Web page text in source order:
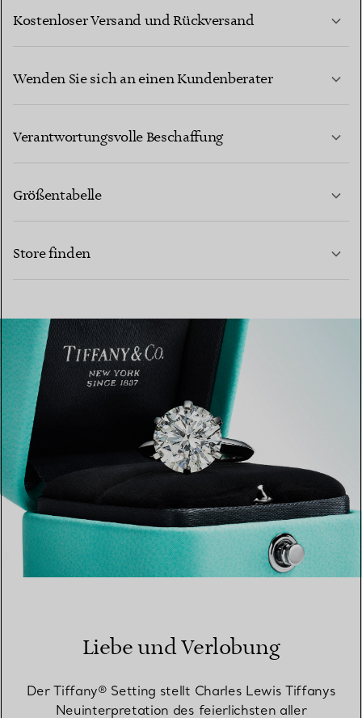
Kostenloser Versand und Rückversand
Wenden Sie sich an einen Kundenberater
Verantwortungsvolle Beschaffung
MEHR ERFAHREN
Größentabelle
Store finden
EINEN STORE IN IHRER NÄHE FINDEN
Liebe und Verlobung
Der Tiffany® Setting stellt Charles Lewis Tiffanys
Neuinterpretation des feierlichsten aller